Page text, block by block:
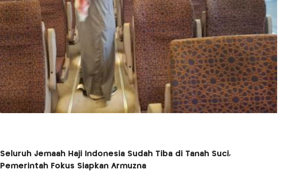
Seluruh Jemaah Haji Indonesia Sudah Tiba di Tanah Suci,
Pemerintah Fokus Siapkan Armuzna